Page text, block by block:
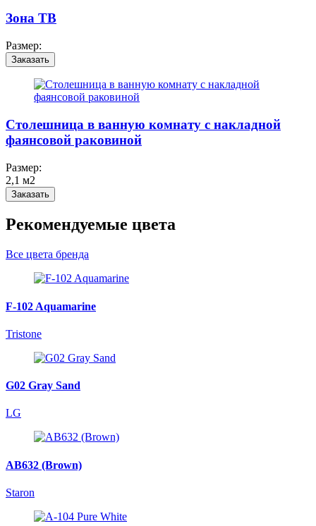
Зона ТВ
Размер:
Заказать
Столешница в ванную комнату с накладной
фаянсовой раковиной
Размер:
2,1 м2
Заказать
Рекомендуемые цвета
Все цвета бренда
F-102 Aquamarine
Tristone
G02 Gray Sand
LG
AB632 (Brown)
Staron